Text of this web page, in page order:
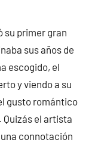
su primer gran
sus años de
escogido, el
y viendo a su
gusto romántico
el artista
connotación